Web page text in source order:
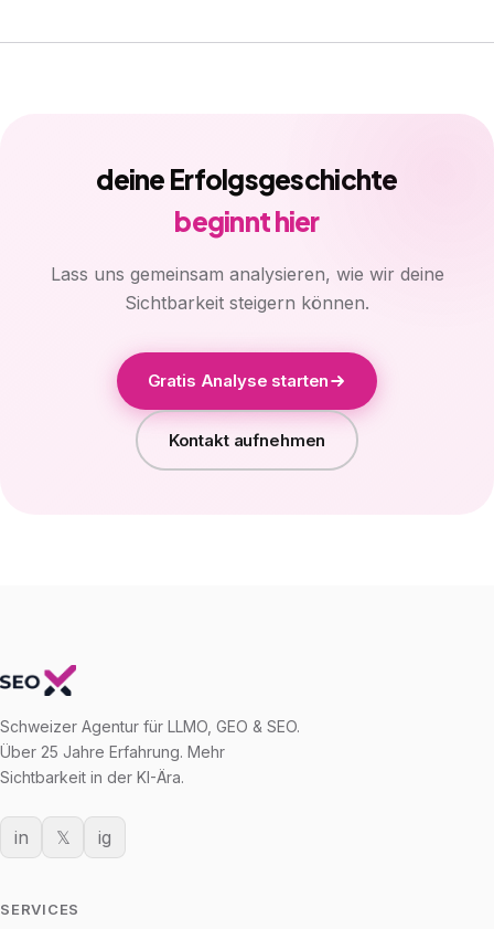
deine Erfolgsgeschichte
beginnt hier
Lass uns gemeinsam analysieren, wie wir deine
Sichtbarkeit steigern können.
Gratis Analyse starten
Kontakt aufnehmen
Schweizer Agentur für LLMO, GEO & SEO.
Über 25 Jahre Erfahrung. Mehr
Sichtbarkeit in der KI-Ära.
in 𝕏 ig
SERVICES